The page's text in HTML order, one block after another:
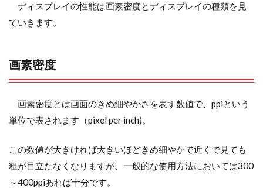
ディスプレイの性能は画素密度とディスプレイの種類を見
ていきます。
画素密度
画素密度とは画面のきめ細やかさを表す数値で、ppiという
単位で表されます（pixel per inch)。
この数値が大きければ大きいほどきめ細やかで近くで見ても
粗が目立たなくなりますが、一般的な使用方法においては300
～400ppiあれば十分です。